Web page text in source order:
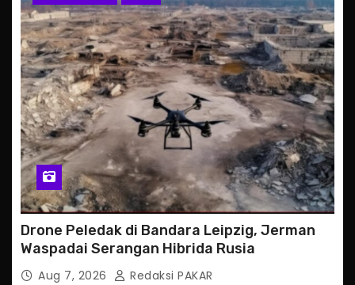
Drone Peledak di Bandara Leipzig, Jerman
Waspadai Serangan Hibrida Rusia
Aug 7, 2026 Redaksi PAKAR